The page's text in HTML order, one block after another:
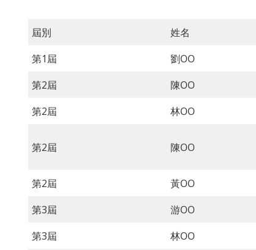
屆別 姓名
第1屆
劉OO
第2屆
陳OO
第2屆
林OO
第2屆 陳OO
第2屆 黃OO
第3屆
游OO
第3屆
林OO